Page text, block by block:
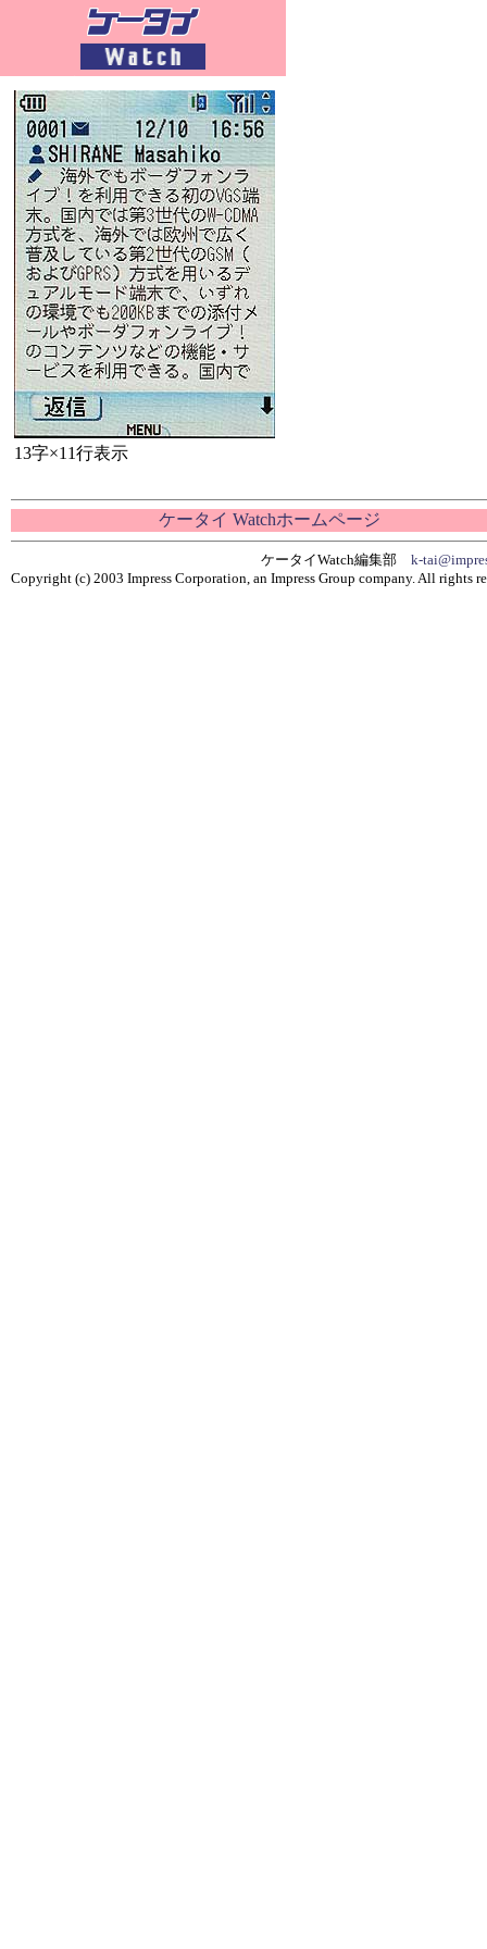
13字×11行表示
ケータイ Watchホームページ
ケータイWatch編集部 k-
Copyright (c) 2003 Impress Corporation, an Impress Group company. All rights